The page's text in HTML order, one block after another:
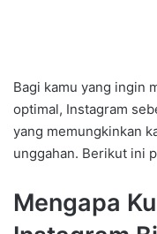
Bagi kamu yang ingin
optimal, Instagram
yang memungkinkan
unggahan. Berikut ini
Mengapa